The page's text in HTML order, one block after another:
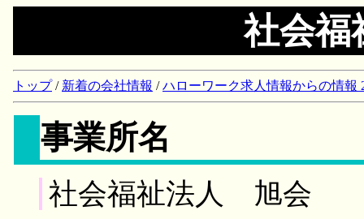
社会
トップ/ 新着の会社情報 /ハローワーク求人情報からの情報
事業所名
社会福祉法人 旭会